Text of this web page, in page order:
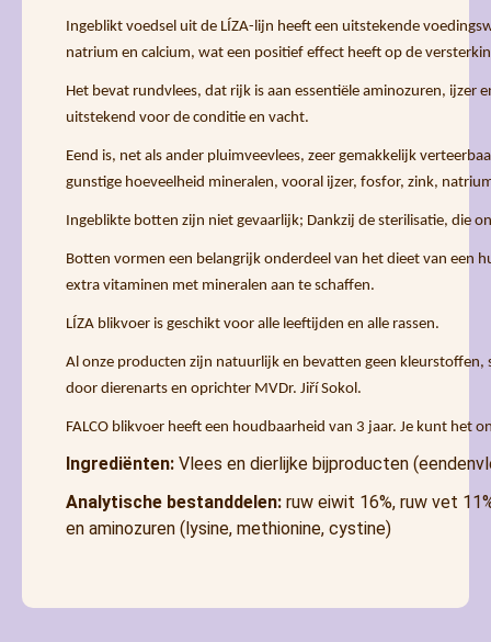
Ingeblikt voedsel uit de LÍZA-lijn heeft een uitstekende
natrium en calcium, wat een positief effect heeft op de
Het bevat rundvlees, dat rijk is aan essentiële aminozuren,
uitstekend voor de conditie en vacht.
Eend is, net als ander pluimveevlees, zeer gemakkelijk
gunstige hoeveelheid mineralen, vooral ijzer, fosfor, zink,
Ingeblikte botten zijn niet gevaarlijk; Dankzij de sterilisatie, die
Botten vormen een belangrijk onderdeel van het dieet van een
extra vitaminen met mineralen aan te schaffen.
LÍZA blikvoer is geschikt voor alle leeftijden en alle rassen.
Al onze producten zijn natuurlijk en bevatten geen
door dierenarts en oprichter MVDr. Jiří Sokol.
FALCO blikvoer heeft een houdbaarheid van 3 jaar. Je kunt het
Ingrediënten: Vlees en dierlijke bijproducten
Analytische bestanddelen: ruw eiwit 16%, ruw vet
en aminozuren (lysine, methionine, cystine)